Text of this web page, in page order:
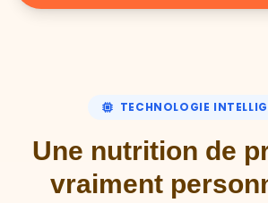
TECHNOLOGIE
Une nutrition de
vraiment